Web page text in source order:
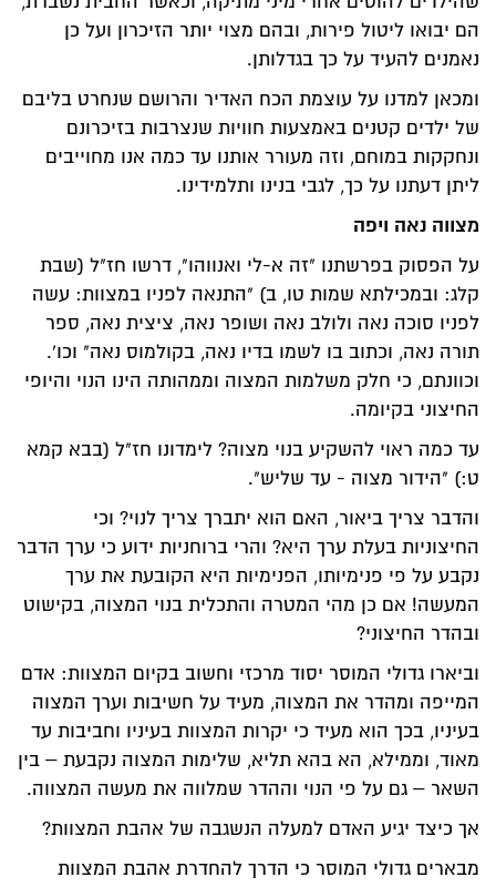
הם יבואו ליטול פירות, ובהם מצוי יותר הזיכרון ועל כן
נאמנים להעיד על כך בגדלותן.
ומכאן למדנו על עוצמת הכח האדיר והרושם שנחרט בליבם
של ילדים קטנים באמצעות חוויות שנצרבות בזיכרונם
ונחקקות במוחם, וזה מעורר אותנו עד כמה אנו מחוייבים
ליתן דעתנו על כך, לגבי בנינו ותלמידינו.
מצווה נאה ויפה
על הפסוק בפרשתנו "זה א-לי ואנווהו", דרשו חז"ל (שבת
קלג: ובמכילתא שמות טו, ב) "התנאה לפניו במצוות: עשה
לפניו סוכה נאה ולולב נאה ושופר נאה, ציצית נאה, ספר
תורה נאה, וכתוב בו לשמו בדיו נאה, בקולמוס נאה" וכו'.
וכוונתם, כי חלק משלמות המצוה וממהותה הינו הנוי והיופי
החיצוני בקיומה.
עד כמה ראוי להשקיע בנוי מצוה? לימדונו חז"ל (בבא קמא
ט:) "הידור מצוה - עד שליש".
והדבר צריך ביאור, האם הוא יתברך צריך לנוי? וכי
החיצוניות בעלת ערך היא? והרי ברוחניות ידוע כי ערך הדבר
נקבע על פי פנימיותו, הפנימיות היא הקובעת את ערך
המעשה! אם כן מהי המטרה והתכלית בנוי המצוה, בקישוט
ובהדר החיצוני?
וביארו גדולי המוסר יסוד מרכזי וחשוב בקיום המצוות: אדם
המייפה ומהדר את המצוה, מעיד על חשיבות וערך המצוה
בעיניו, בכך הוא מעיד כי יקרות המצוות בעיניו וחביבות עד
מאוד, וממילא, הא בהא תליא, שלימות המצוה נקבעת – בין
השאר – גם על פי הנוי וההדר שמלווה את מעשה המצווה.
אך כיצד יגיע האדם למעלה הנשגבה של אהבת המצוות?
מבארים גדולי המוסר כי הדרך להחדרת אהבת המצוות